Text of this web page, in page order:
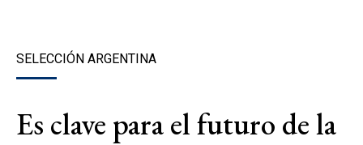
SELECCIÓN ARGENTINA
Es clave para el futuro de la